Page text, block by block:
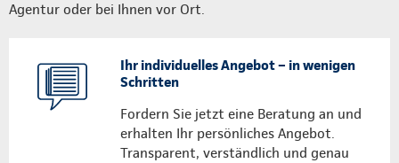
Agentur oder bei Ihnen vor Ort.
Ihr individuelles Angebot – in wenigen
Schritten
Fordern Sie jetzt eine Beratung an und
erhalten Ihr persönliches Angebot.
Transparent, verständlich und genau